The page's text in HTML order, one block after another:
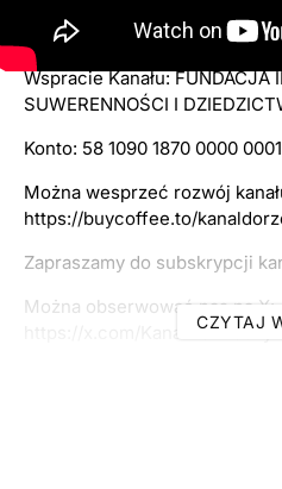
października 2025 20:36
Wspracie Kanału: FUNDACJA
SUWERENNOŚCI I
Konto: 58 1090 1870 0000
Można wesprzeć rozwój
https://buycoffee.to/
Zapraszamy do subskrypcji
Można obserwować nas na X:
https://x.com/KanalDoRzeczy
CZYTAJ